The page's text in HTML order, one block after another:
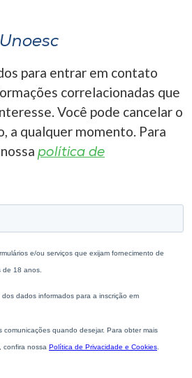
para entrar em contato
correlacionadas que
Você pode cancelar o
a qualquer momento. Para
política de